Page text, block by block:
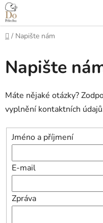
Přejít
na
obsah
Domů
/ Napište nám
Napište
Máte nějaké otázky?
vyplnění kontaktních
Jméno a příjmení
E-mail
Zpráva